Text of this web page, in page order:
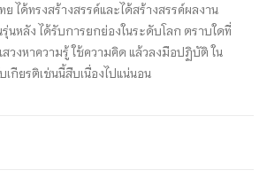
ได้ทรงสร้างสรรค์และได้สร้างสรรค์ผลงาน
นหลัง ได้รับการยกย่องในระดับโลก ตราบใดที่
สวงหาความรู้ ใช้ความคิด แล้วลงมือปฏิบัติ ใน
กียรติเช่นนี้สืบเนื่องไปแน่นอน